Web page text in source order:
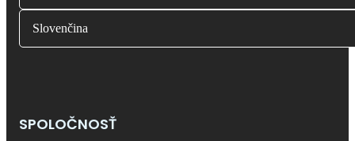
Slovenčina
SPOLOČNOSŤ